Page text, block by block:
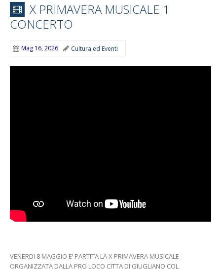
X PRIMAVERA MUSICALE 1
CONCERTO
Mag 16, 2026 Cultura ed Eventi
VENERDI 8 MAGGIO E’ PARTITA LA X PRIMAVERA MUSICALE
ORGANIZZATA DALLA PRO LOCO CITTA DI GIUGLIANO COL